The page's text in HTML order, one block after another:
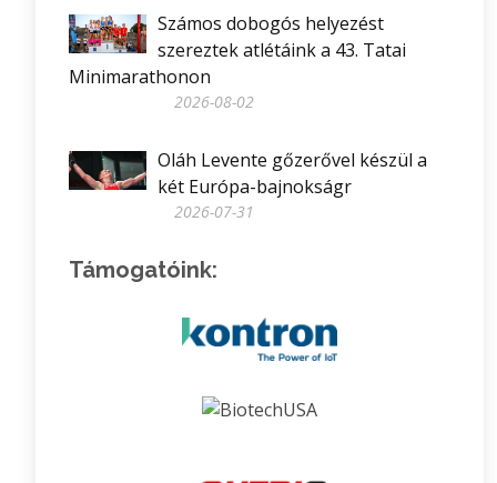
Számos dobogós helyezést
szereztek atlétáink a 43. Tatai
Minimarathonon
2026-08-02
Oláh Levente gőzerővel készül a
két Európa-bajnokságr
2026-07-31
Támogatóink: